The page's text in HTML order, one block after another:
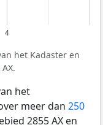
4
het Kadaster en
het
meer dan 250
2855 AX en